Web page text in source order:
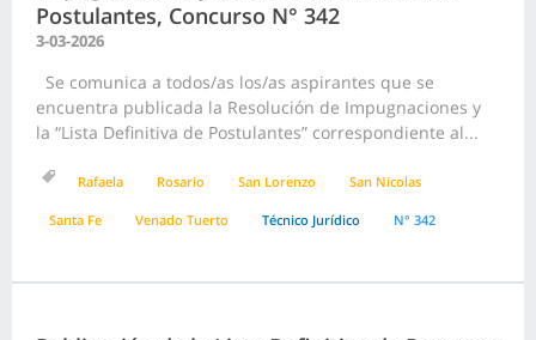
Postulantes, Concurso N° 342
3-03-2026
Se comunica a todos/as los/as aspirantes que se
encuentra publicada la Resolución de Impugnaciones y
la “Lista Definitiva de Postulantes” correspondiente al...
Rafaela Rosario San Lorenzo San Nicolas
Santa Fe Venado Tuerto Técnico Jurídico N° 342